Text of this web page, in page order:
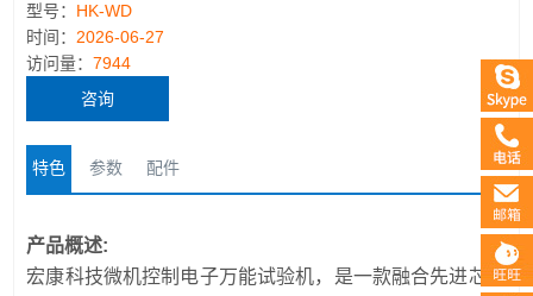
型号： HK-WD
时间： 2026-06-27
访问量：7944
咨询
特色 参数 配件
产品概述:
宏康科技微机控制电子万能试验机，是一款融合先进芯片